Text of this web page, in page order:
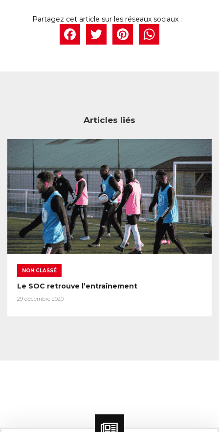
Facebook
Twitter
Articles liés
NON CLASSÉ
Le SOC retrouve l’entraînement
29 décembre 2020